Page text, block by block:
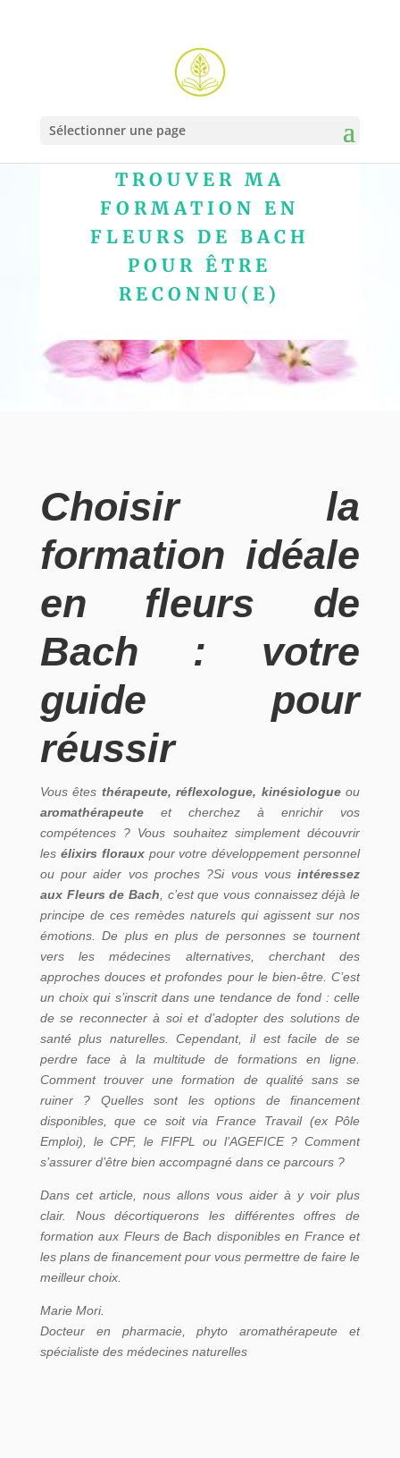
Sélectionner une page
TROUVER MA
FORMATION EN
FLEURS DE BACH
POUR ÊTRE
RECONNU(E)
Choisir la
formation idéale
en fleurs de
Bach : votre
guide pour
réussir
Vous êtes thérapeute, réflexologue, kinésiologueou
aromathérapeuteet cherchez à enrichir vos
compétences ? Vous souhaitez simplement découvrir
les élixirs florauxpour votre développement personnel
ou pour aider vos proches ?Si vous vousintéressez
aux Fleurs de Bach , c’est que vous connaissez déjà le
principe de ces remèdes naturels qui agissent sur nos
émotions. De plus en plus de personnes se tournent
vers les médecines alternatives, cherchant des
approches douces et profondes pour le bien-être. C’est
un choix qui s’inscrit dans une tendance de fond : celle
de se reconnecter à soi et d’adopter des solutions de
santé plus naturelles. Cependant, il est facile de se
perdre face à la multitude de formations en ligne.
Comment trouver une formation de qualité sans se
ruiner ? Quelles sont les options de financement
disponibles, que ce soit via France Travail (ex Pôle
Emploi), le CPF, le FIFPL ou l’AGEFICE ? Comment
s’assurer d’être bien accompagné dans ce parcours ?
Dans cet article, nous allons vous aider à y voir plus
clair. Nous décortiquerons les différentes offres de
formation aux Fleurs de Bach disponibles en France et
les plans de financement pour vous permettre de faire le
meilleur choix.
Marie Mori.
Docteur en pharmacie, phyto aromathérapeute et
spécialiste des médecines naturelles